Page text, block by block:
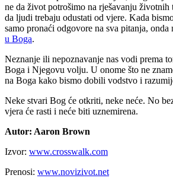
ne da život potrošimo na rješavanju životnih
da ljudi trebaju odustati od vjere. Kada
samo pronaći odgovore na sva pitanja, onda
u Boga.
Neznanje ili nepoznavanje nas vodi prema
Boga i Njegovu volju. U onome što ne
na Boga kako bismo dobili vodstvo i
Neke stvari Bog će otkriti, neke neće. No
vjera će rasti i neće biti uznemirena.
Autor: Aaron Brown
Izvor: www.crosswalk.com
Prenosi: www.novizivot.net